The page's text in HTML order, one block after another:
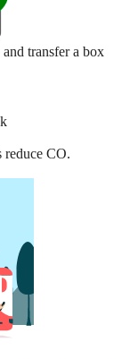
transfer a box
reduce CO.